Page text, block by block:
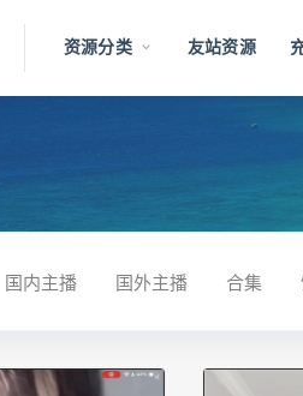
资源分类 友站资源
国内主播 国外主播 合集